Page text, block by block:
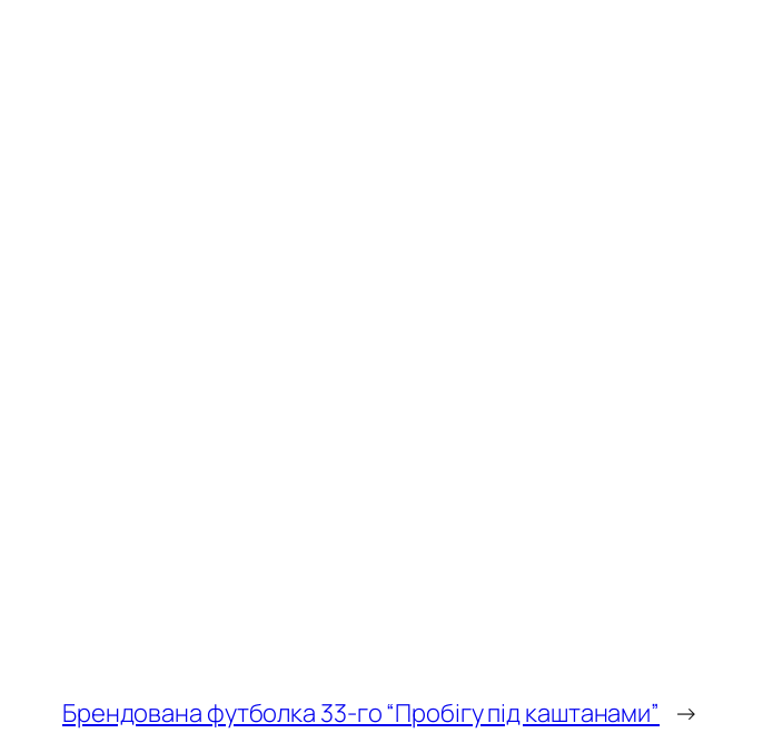
Брендована футболка 33-го “Пробігу під каштанами” →